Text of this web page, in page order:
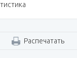
Распечатать